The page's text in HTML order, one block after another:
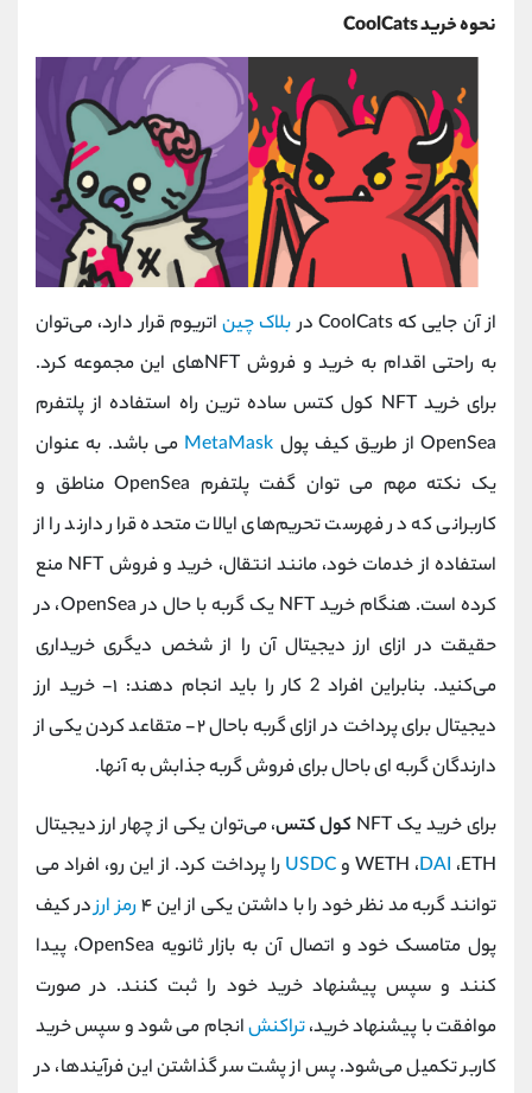
نحوه خرید CoolCats
از آن جایی که CoolCats در بلاک چیناتریوم قرار دارد، می‌توان
به ‌راحتی اقدام به خرید و فروش NFTهای این مجموعه کرد.
برای خرید NFT کول کتس ساده ‌ترین راه استفاده از پلتفرم
OpenSea از ‌طریق کیف پول
MetaMask می باشد. به عنوان
یک نکته مهم می توان گفت پلتفرم OpenSea مناطق و
کاربرانی که در فهرست تحریم‌های ایالات متحده قرار دارند را از
استفاده از خدمات خود، مانند انتقال، خرید و فروش NFT منع
کرده است. هنگام خرید NFT یک گربه با حال در OpenSea، در
‌حقیقت در ازای ارز دیجیتال آن را از شخص دیگری خریداری
می‌کنید. بنابراین افراد 2 کار را باید انجام دهند: ۱- خرید ارز
دیجیتال برای پرداخت در ازای گربه باحال ۲- متقاعد کردن یکی از
دارندگان گربه ای باحال برای فروش گربه جذابش به آنها.
برای خرید یک NFT
کول کتس، می‌توان یکی از چهار ارز دیجیتال
WETH ،DAI ،ETH و USDC را پرداخت کرد. از این رو، افراد می
توانند گربه مد نظر خود را با داشتن یکی از این ۴ رمز ارزدر کیف
پول متامسک خود و اتصال آن به بازار ثانویه OpenSea، پیدا
کنند و سپس پیشنهاد خرید خود را ثبت کنند. در صورت
موافقت با پیشنهاد خرید،تراکنشانجام می شود و سپس خرید
کاربر تکمیل می‌شود. پس از پشت سر گذاشتن این فرآیند‌ها، در